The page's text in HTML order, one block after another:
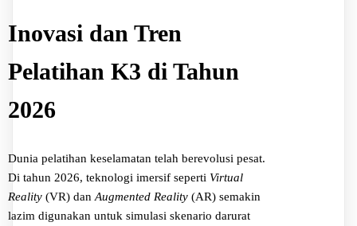
Inovasi dan Tren
Pelatihan K3 di Tahun
2026
Dunia pelatihan keselamatan telah berevolusi pesat.
Di tahun 2026, teknologi imersif seperti Virtual
Reality (VR) dan Augmented Reality (AR) semakin
lazim digunakan untuk simulasi skenario darurat